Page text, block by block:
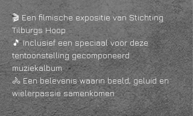
🎬 Een filmische expositie van Stichting
Tilburgs Hoop
🎵 Inclusief een speciaal voor deze
tentoonstelling gecomponeerd
muziekalbum
🚴 Een belevenis waarin beeld, geluid en
wielerpassie samenkomen